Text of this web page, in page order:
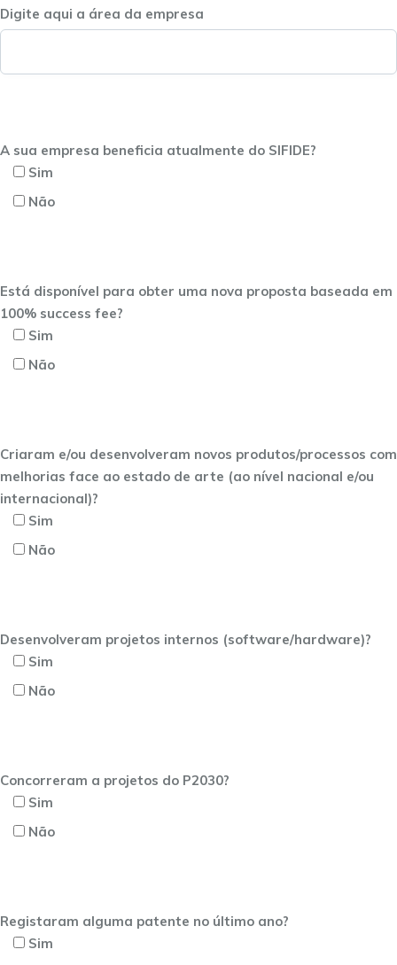
Digite aqui a área da empresa
A sua empresa beneficia atualmente do SIFIDE?
Sim
Não
Está disponível para obter uma nova proposta baseada em
100% success fee?
Sim
Não
Criaram e/ou desenvolveram novos produtos/processos com
melhorias face ao estado de arte (ao nível nacional e/ou
internacional)?
Sim
Não
Desenvolveram projetos internos (software/hardware)?
Sim
Não
Concorreram a projetos do P2030?
Sim
Não
Registaram alguma patente no último ano?
Sim